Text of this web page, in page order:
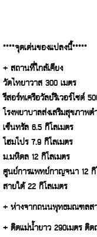
****จุดเด่นของแปลงนี้*****
+ สถานที่ใกล้เคียง
วัดไทยาวาส 300 เมตร
รีสอร์ทเครือวัลย์ริเวอร์ไซด์
โรงพยาบาลส่งเสริมสุขภาพ
เซ็นทรัล 6.5 กิโลเมตร
โฮมโปร 7.9 กิโลเมตร
ม.มหิดล 12 กิโลเมตร
ศูนย์การแพทย์กาญจนา 12 กิ
สายใต้ 22 กิโลเมตร
+ ห่างจากถนนพุทธมณฑลสา
+ ติดแม่น้ำยาว 290เมตร ติด